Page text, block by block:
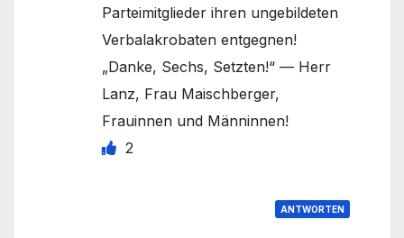
Parteimitglieder ihren ungebildeten
Verbalakrobaten entgegnen!
„Danke, Sechs, Setzten!“ — Herr
Lanz, Frau Maischberger,
Frauinnen und Männinnen!
2
ANTWORTEN